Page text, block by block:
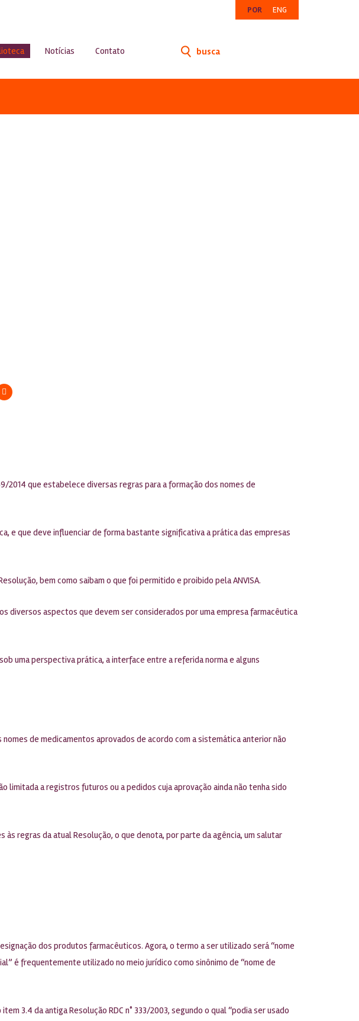
POR ENG
Notícias Contato busca
2014 que estabelece diversas regras para a formação dos nomes de
e que deve influenciar de forma bastante significativa a prática das empresas
bem como saibam o que foi permitido e proibido pela ANVISA.
diversos aspectos que devem ser considerados por uma empresa farmacêutica
uma perspectiva prática, a interface entre a referida norma e alguns
nomes de medicamentos aprovados de acordo com a sistemática anterior não
limitada a registros futuros ou a pedidos cuja aprovação ainda não tenha sido
regras da atual Resolução, o que denota, por parte da agência, um salutar
dos produtos farmacêuticos. Agora, o termo a ser utilizado será “nome
é frequentemente utilizado no meio jurídico como sinônimo de “nome de
3.4 da antiga Resolução RDC n° 333/2003, segundo o qual “podia ser usado